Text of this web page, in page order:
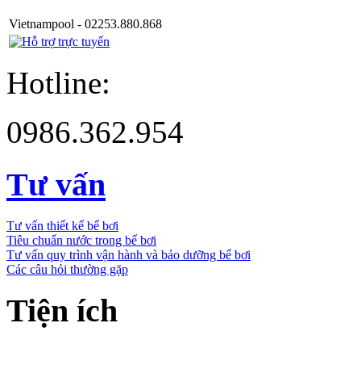
Vietnampool - 02253.880.868
Hotline:
0986.362.954
Tư vấn
Tư vấn thiết kế bể bơi
Tiêu chuẩn nước trong bể bơi
Tư vấn quy trình vận hành và bảo dưỡng bể bơi
Các câu hỏi thường gặp
Tiện ích